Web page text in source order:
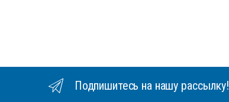
Подпишитесь на нашу рассылку!